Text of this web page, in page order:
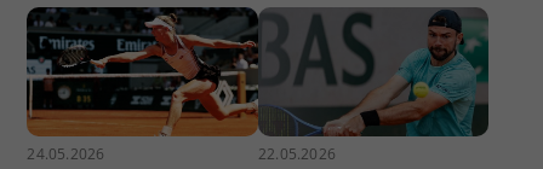
24.05.2026 22.05.2026